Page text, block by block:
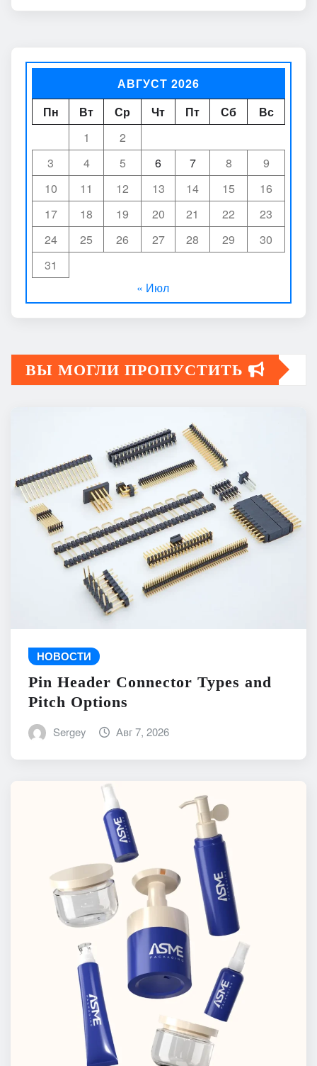
АВГУСТ 2026
Пн
Вт Ср Чт Пт Сб
Вс
1
2
3
4 5 6 7 8
9
10
11 12 13 14 15
16
17
18 19 20 21 22
23
24
25 26 27 28 29
30
31
« Июл
ВЫ МОГЛИ ПРОПУСТИТЬ
НОВОСТИ
Pin Header Connector Types and
Pitch Options
Sergey Авг 7, 2026